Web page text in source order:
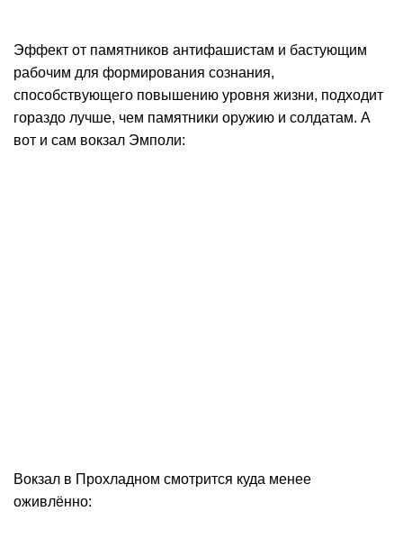
Эффект от памятников антифашистам и бастующим
рабочим для формирования сознания,
способствующего повышению уровня жизни, подходит
гораздо лучше, чем памятники оружию и солдатам. А
вот и сам вокзал Эмполи:
Вокзал в Прохладном смотрится куда менее
оживлённо: